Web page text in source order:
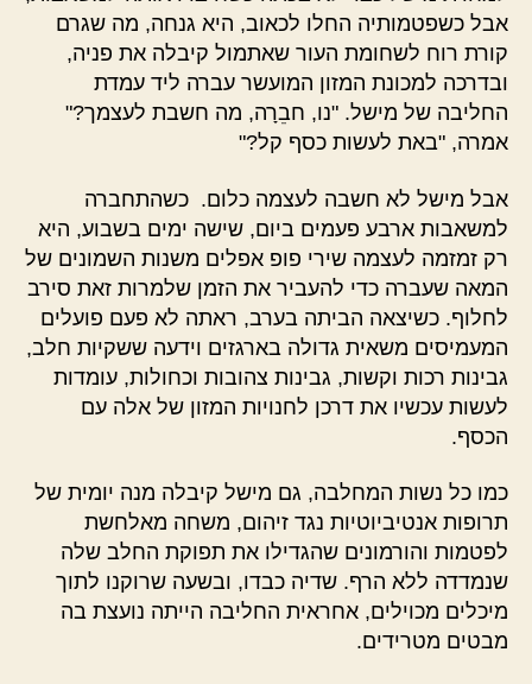
אבל כשפטמותיה החלו לכאוב, היא גנחה, מה שגרם
קורת רוח לשחומת העור שאתמול קיבלה את פניה,
ובדרכה למכונת המזון המועשר עברה ליד עמדת
החליבה של מישל. "נו, חבֵרָה, מה חשבת לעצמך?"
אמרה, "באת לעשות כסף קל?"
אבל מישל לא חשבה לעצמה כלום. כשהתחברה
למשאבות ארבע פעמים ביום, שישה ימים בשבוע, היא
רק זמזמה לעצמה שירי פופ אפלים משנות השמונים של
המאה שעברה כדי להעביר את הזמן שלמרות זאת סירב
לחלוף. כשיצאה הביתה בערב, ראתה לא פעם פועלים
המעמיסים משאית גדולה בארגזים וידעה ששקיות חלב,
גבינות רכות וקשות, גבינות צהובות וכחולות, עומדות
לעשות עכשיו את דרכן לחנויות המזון של אלה עם
הכסף.
כמו כל נשות המחלבה, גם מישל קיבלה מנה יומית של
תרופות אנטיביוטיות נגד זיהום, משחה מאלחשת
לפטמות והורמונים שהגדילו את תפוקת החלב שלה
שנמדדה ללא הרף. שדיה כבדו, ובשעה שרוקנו לתוך
מיכלים מכוילים, אחראית החליבה הייתה נועצת בה
מבטים מטרידים.